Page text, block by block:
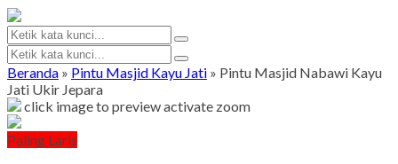
Beranda » Pintu Masjid Kayu Jati » Pintu Masjid Nabawi Kayu
Jati Ukir Jepara
click image to previewactivate zoom
Paling Laris